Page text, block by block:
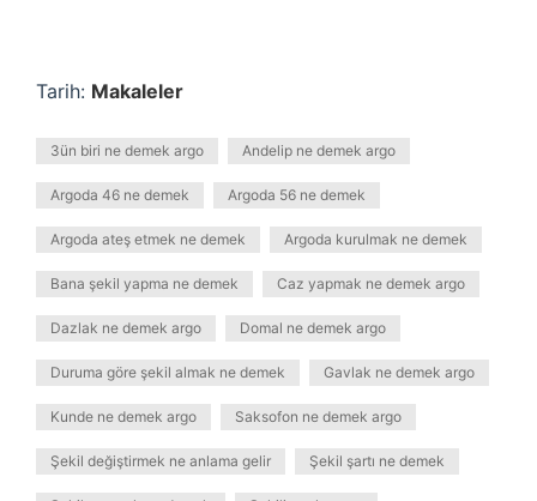
Tarih: Makaleler
3ün biri ne demek argo Andelip ne demek argo
Argoda 46 ne demek Argoda 56 ne demek
Argoda ateş etmek ne demek Argoda kurulmak ne demek
Bana şekil yapma ne demek Caz yapmak ne demek argo
Dazlak ne demek argo Domal ne demek argo
Duruma göre şekil almak ne demek Gavlak ne demek argo
Kunde ne demek argo Saksofon ne demek argo
Şekil değiştirmek ne anlama gelir Şekil şartı ne demek